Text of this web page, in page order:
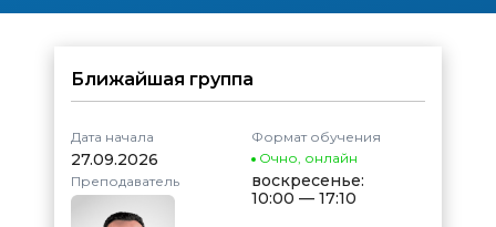
Ближайшая группа
Дата начала
27.09.2026
Преподаватель
Формат обучения
Очно, онлайн
воскресенье:
10:00 — 17:10